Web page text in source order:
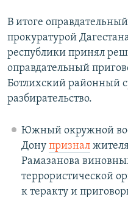
В итоге
прокуратурой
республики принял
оправдательный
Ботлихский районный
разбирательство.
Южный окружной
Дону признал
Рамазанова
террористической
к теракту и